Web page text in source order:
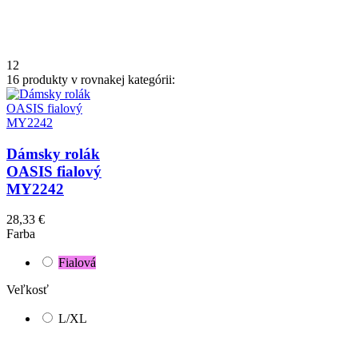
1 2
16 produkty v rovnakej kategórii:
Dámsky rolák
OASIS fialový
MY2242
28,33 €
Farba
Fialová
Veľkosť
L/XL